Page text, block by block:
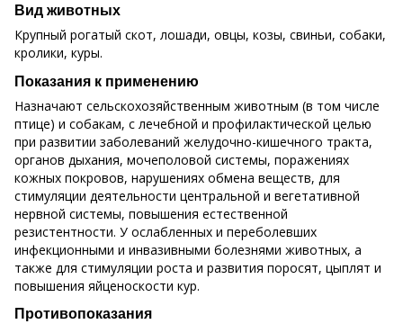
Вид животных
Крупный рогатый скот, лошади, овцы, козы, свиньи, собаки,
кролики, куры.
Показания к применению
Назначают сельскохозяйственным животным (в том числе
птице) и собакам, с лечебной и профилактической целью
при развитии заболеваний желудочно-кишечного тракта,
органов дыхания, мочеполовой системы, поражениях
кожных покровов, нарушениях обмена веществ, для
стимуляции деятельности центральной и вегетативной
нервной системы, повышения естественной
резистентности. У ослабленных и переболевших
инфекционными и инвазивными болезнями животных, а
также для стимуляции роста и развития поросят, цыплят и
повышения яйценоскости кур.
Противопоказания